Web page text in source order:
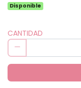
Disponible
CANTIDAD